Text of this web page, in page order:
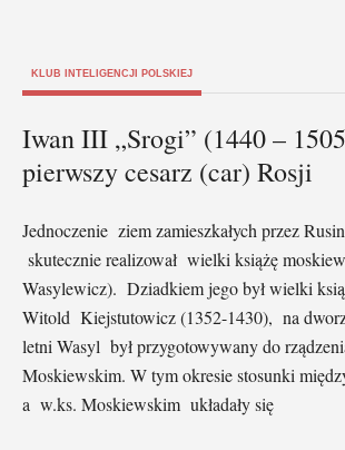
KLUB INTELIGENCJI POLSKIEJ
Iwan III „Srogi” (1440 –
pierwszy cesarz (car) Rosji
Jednoczenie ziem zamieszkałych przez
skutecznie realizował wielki książę
Wasylewicz). Dziadkiem jego był wielki
Witold Kiejstutowicz (1352-1430), na
letni Wasyl był przygotowywany do
Moskiewskim. W tym okresie stosunki
a w.ks. Moskiewskim układały się